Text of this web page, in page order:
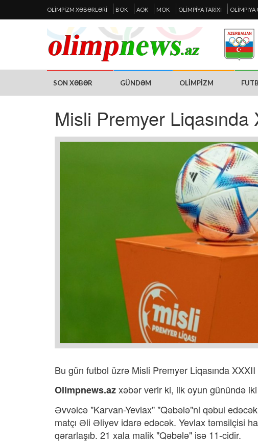
OLIMPIZM XƏBƏRLƏRI BOK AOK MOK OLIMPIYA TARIXI OLIMPIYA
SON XƏBƏR GÜNDƏM OLIMPIZM
Misli Premyer Liqasında
Bu gün futbol üzrə Misli Premyer Liqasında
Olimpnews.azxəbər verir ki, ilk oyun günündə
Əvvəlcə "Karvan-Yevlax" "Qəbələ"ni qəbul
matçı Əli Əliyev idarə edəcək. Yevlax təmsilçisi
qərarlaşıb. 21 xala malik "Qəbələ" isə 11-cidir.